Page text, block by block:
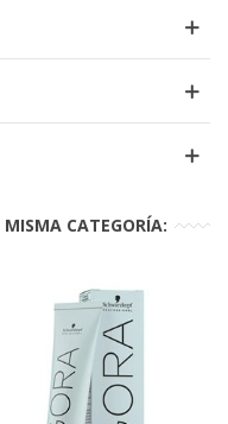
CATEGORÍA: